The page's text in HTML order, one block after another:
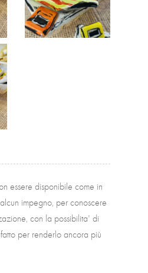
essere disponibile come in
impegno, per conoscere
con la possibilita' di
per renderlo ancora più